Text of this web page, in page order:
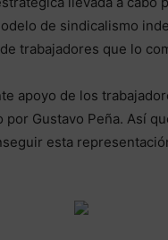
de sindicalismo
trabajadores que lo
apoyo de los
Gustavo Peña. Así
esta